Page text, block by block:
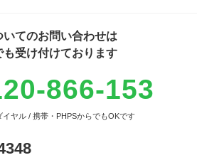
いてのお問い合わせは
も受け付けております
866-153
イヤル / 携帯・PHPSからでもOKです